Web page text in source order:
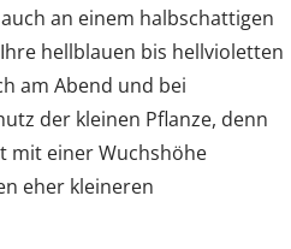
an einem halbschattigen
hellblauen bis hellvioletten
am Abend und bei
der kleinen Pflanze, denn
mit einer Wuchshöhe
eher kleineren